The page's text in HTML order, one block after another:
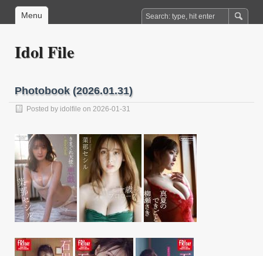
Menu
Idol File
Photobook (2026.01.31)
Posted by idolfile on 2026-01-31